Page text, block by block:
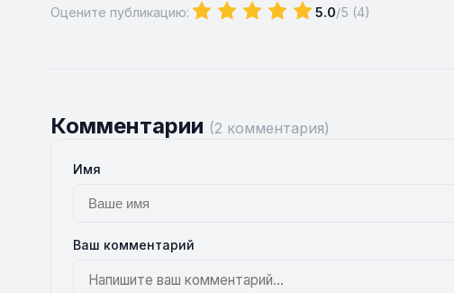
Оцените публикацию: 5.0/5 (4)
Комментарии (2 комментария)
Имя
Ваш комментарий